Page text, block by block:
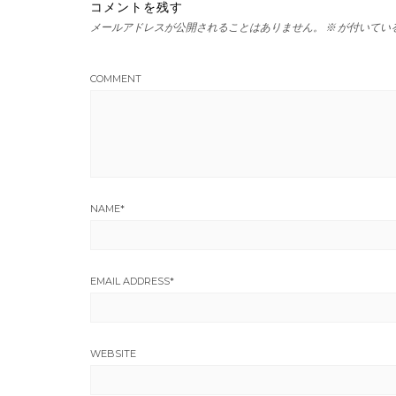
コメントを残す
メールアドレスが公開されることはありません。 ※ が付いてい
COMMENT
NAME*
EMAIL ADDRESS*
WEBSITE